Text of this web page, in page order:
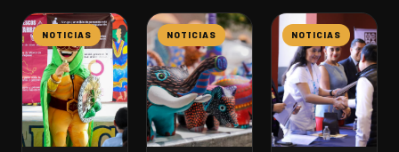
NOTICIAS NOTICIAS NOTICIAS